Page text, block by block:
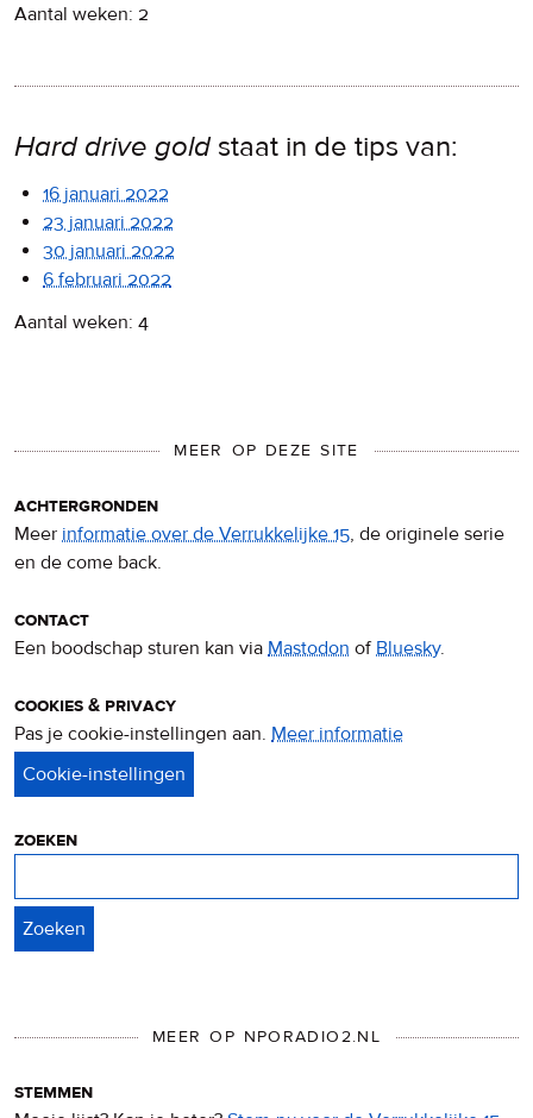
Aantal weken: 2
Hard drive goldstaat in de tips van:
16 januari 2022
23 januari 2022
30 januari 2022
6 februari 2022
Aantal weken: 4
MEER OP DEZE SITE
achtergronden
Meer informatie over de Verrukkelijke 15, de originele serie
en de come back.
contact
Een boodschap sturen kan via Mastodon ofBluesky.
cookies & privacy
Pas je cookie-instellingen aan. Meer informatie
zoeken
MEER OP NPORADIO2.NL
stemmen